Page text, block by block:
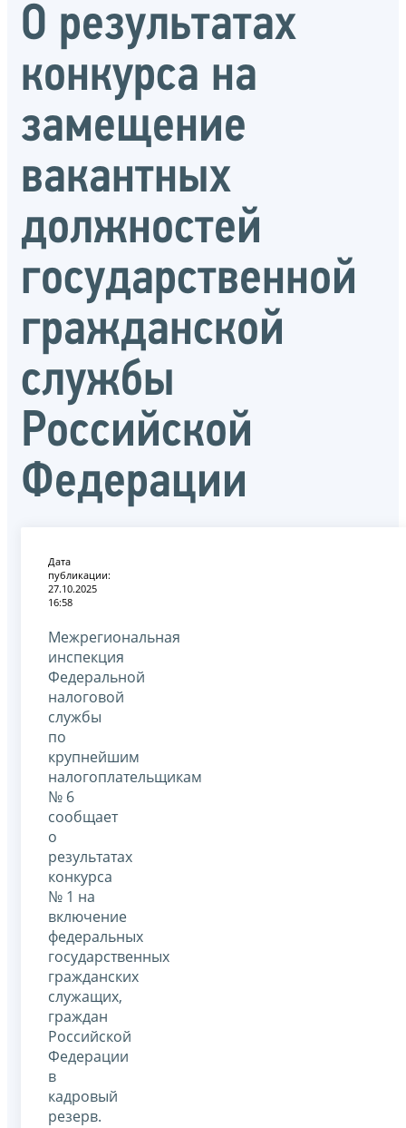
О результатах
конкурса на
замещение
вакантных
должностей
государственной
гражданской
службы
Российской
Федерации
Дата
публикации:
27.10.2025
16:58
Межрегиональная
инспекция
Федеральной
налоговой
службы
по
крупнейшим
налогоплательщикам
№ 6
сообщает
о
результатах
конкурса
№ 1 на
включение
федеральных
государственных
гражданских
служащих,
граждан
Российской
Федерации
в
кадровый
резерв.